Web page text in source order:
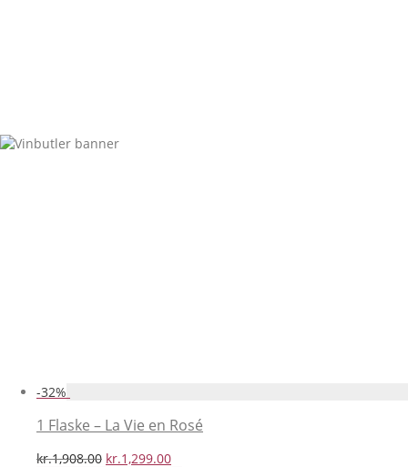
-32%
1 Flaske – La Vie en Rosé
kr.1,908.00 Den
kr.1,299.00Den